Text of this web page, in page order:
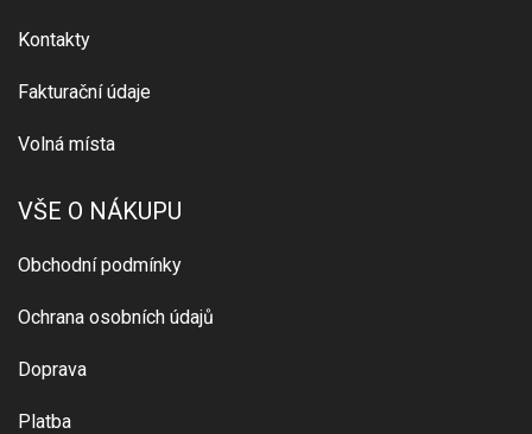
Kontakty
Fakturační údaje
Volná místa
VŠE O NÁKUPU
Obchodní podmínky
Ochrana osobních údajů
Doprava
Platba